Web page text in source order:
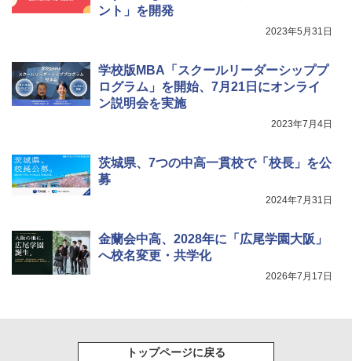
Fernrohr:実験用キャビネット
￥4,722
ント」を開発
2023年5月31日
学校版MBA「スクールリーダーシッププ
ログラム」を開始、7月21日にオンライ
ン説明会を実施
2023年7月4日
茨城県、7つの中高一貫校で「校長」を公
募
2024年7月31日
金蘭会中高、2028年に「広尾学園大阪」
へ校名変更・共学化
2026年7月17日
トップページに戻る